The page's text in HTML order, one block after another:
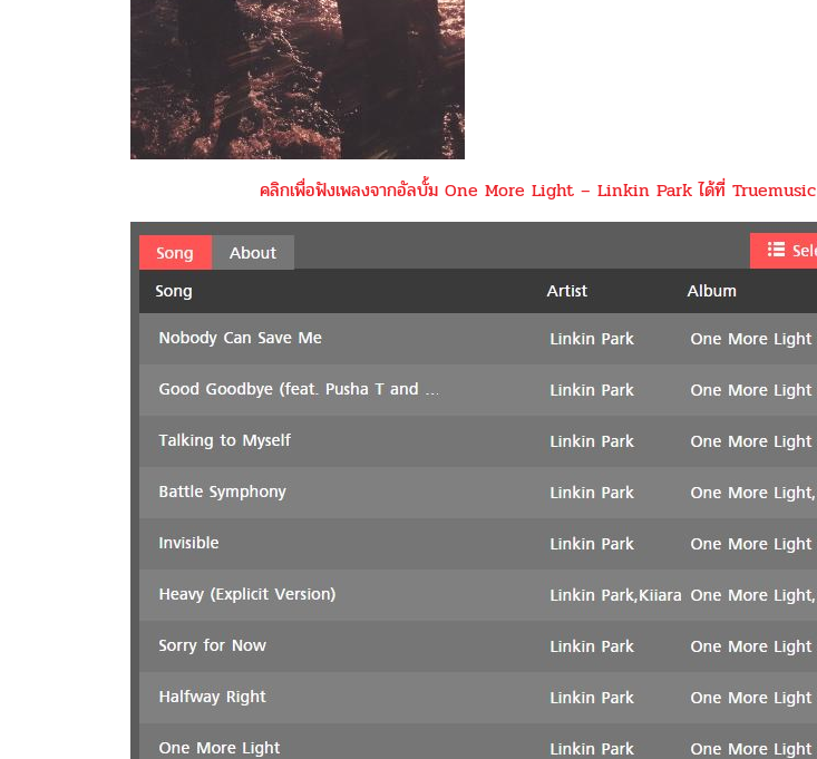
คลิกเพื่อฟังเพลงจากอัลบั้ม One More Light – Linkin Park ได้ที่ Truemusic